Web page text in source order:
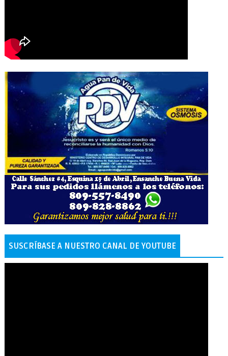
SUSCRÍBASE A NUESTRO CANAL DE YOUTUBE